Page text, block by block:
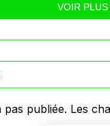
VOIR PLUS
pas publiée. Les